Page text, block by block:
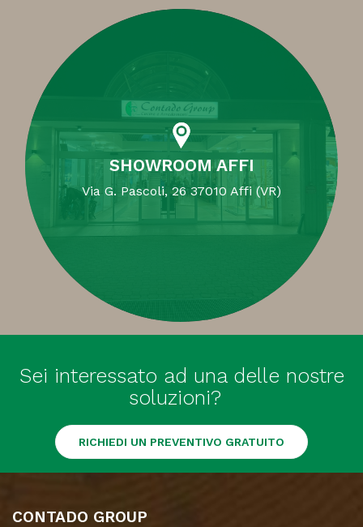
SHOWROOM AFFI
Via G. Pascoli, 26 37010 Affi (VR)
Sei interessato ad una delle nostre
soluzioni?
RICHIEDI UN PREVENTIVO GRATUITO
CONTADO GROUP